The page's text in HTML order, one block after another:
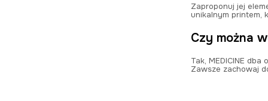
Zaproponuj jej
unikalnym printem,
Czy można
Tak, MEDICINE
Zawsze zachowaj